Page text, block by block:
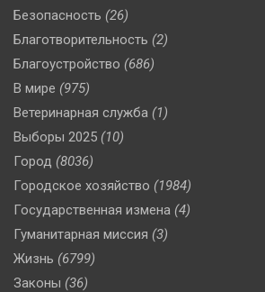
Безопасность (26)
Благотворительность (2)
Благоустройство (686)
В мире (975)
Ветеринарная служба (1)
Выборы 2025 (10)
Город (8036)
Городское хозяйство (1984)
Государственная измена (4)
Гуманитарная миссия (3)
Жизнь (6799)
Законы (36)